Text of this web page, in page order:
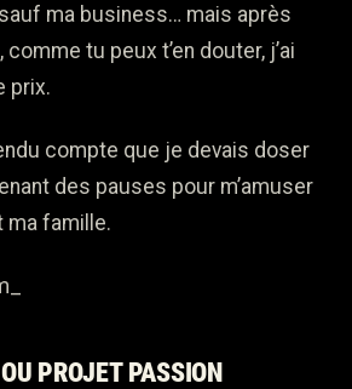
ma business… mais après
tu peux t’en douter, j’ai
prix.
compte que je devais doser
des pauses pour m’amuser
ma famille.
PROJET PASSION